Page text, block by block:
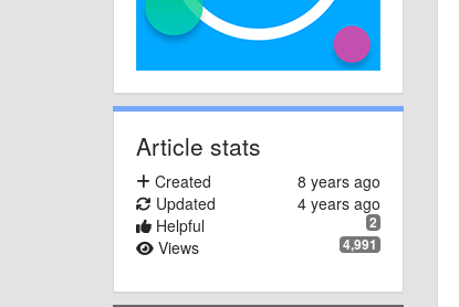
Article stats
8 years ago
Created
4 years ago
Updated
2
Helpful
4,991
Views